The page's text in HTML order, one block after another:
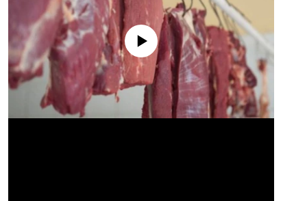
No media source currently available